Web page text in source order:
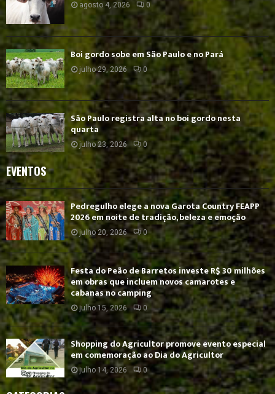
agosto 4, 2026 0
Boi gordo sobe em São Paulo e no Pará
julho 29, 2026 0
São Paulo registra alta no boi gordo nesta
quarta
julho 23, 2026 0
EVENTOS
Pedregulho elege a nova Garota Country FEAPP
2026 em noite de tradição, beleza e emoção
julho 20, 2026 0
Festa do Peão de Barretos investe R$ 30 milhões
em obras que incluem novos camarotes e
cabanas no camping
julho 15, 2026 0
Shopping do Agricultor promove evento especial
em comemoração ao Dia do Agricultor
julho 14, 2026 0